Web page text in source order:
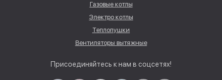
Газовые котлы
Электро котлы
Теплопушки
Вентиляторы вытяжные
Присоединяйтесь к нам в соцсетях!